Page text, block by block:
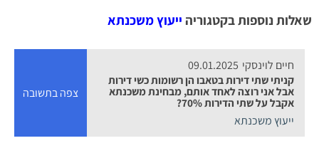
שאלות נוספות בקטגוריה ייעוץ משכנתא
חיים לוינסקי 09.01.2025
קניתי שתי דירות בטאבו הן רשומות כשי דירות
אבל אני רוצה לאחד אותם, מבחינת משכנתא
אקבל על שתי הדירות 70%?
ייעוץ משכנתא
צפה בתשובה